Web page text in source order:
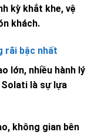
kỳ khắt khe, vệ
khách.
rãi bậc nhất
lớn, nhiều hành lý
Solati là sự lựa
không gian bên